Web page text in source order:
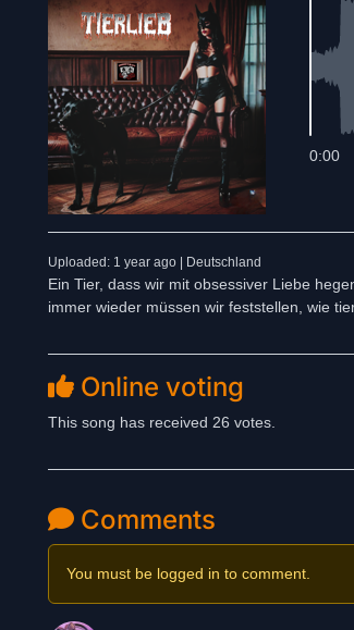
0:00
Uploaded: 1 year ago | Deutschland
Ein Tier, dass wir mit obsessiver Liebe
immer wieder müssen wir feststellen, wie
Online voting
This song has received 26 votes.
Comments
You must be logged in to comment.